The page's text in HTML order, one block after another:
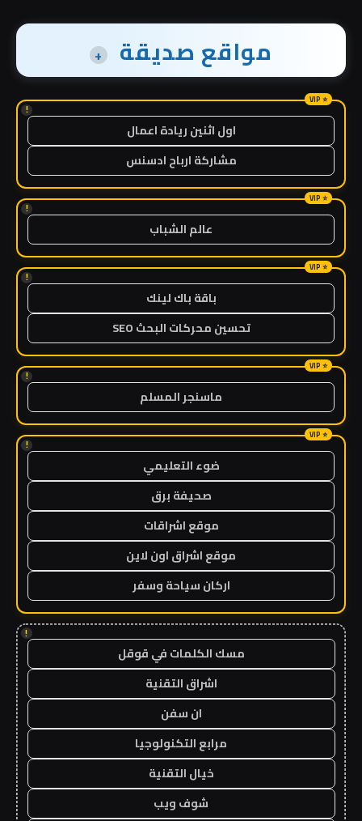
مواقع صديقة +
!
اول اثنين ريادة اعمال
مشاركة ارباح ادسنس
!
عالم الشباب
!
باقة باك لينك
تحسين محركات البحث SEO
!
ماسنجر المسلم
!
ضوء التعليمي
صحيفة برق
موقع اشراقات
موقع اشراق اون لاين
اركان سياحة وسفر
!
مسك الكلمات في قوقل
اشراق التقنية
ان سفن
مرابع التكنولوجيا
خيال التقنية
شوف ويب